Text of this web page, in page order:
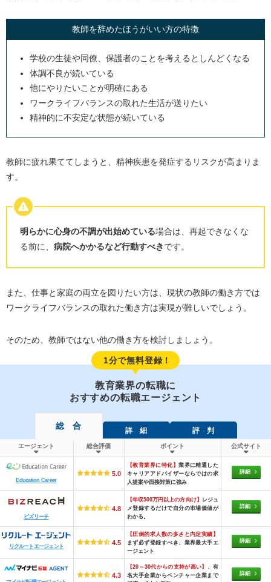
教師を辞めたほうがいい方の特徴
学校の生徒や同僚、保護者のことを考えるとしんどくなる
体調不良が続いている
他にやりたいことが明確にある
ワークライフバランスの取れた生活が送りたい
精神的に不安定な状態が続いている
教師に疲れ果ててしまうと、精神疾患を発症するリスクが高まりま
す。
明らかに心身の不調が出始めている場合は、再起できなくな
る前に、 病院へかかるなど行動すべきです。
また、仕事と家庭の両立を図りたい方は、現状の教師の働き方では
ワークライフバランスの取れた働き方は実現が難しいでしょう。
そのため、教師ではない他の働き方を検討しましょう。
1分で無料登録！
教育業界の転職に
おすすめの転職エージェント
総 合 詳 細 評 判
エージェント 総合評価 ポイント 公式サイト
Education Career
5.0
【教育業界に特化】業界に精通した
キャリアアドバイザーならではの求
人提案や面接対策に強み
詳細
ビズリーチ
4.8
【年収500万円以上の方向け】 レジュ
メ登録するだけで自分の市場価値が
わかる。
詳細
リクルートエージェント 4.5
【圧倒的求人数の多さと内定実績】
まず必ず登録すべき、業界最大手エ
ージェント
詳細
4.3
【20～30代からの支持が高い】
、有
名大手企業からベンチャー企業まで
詳細